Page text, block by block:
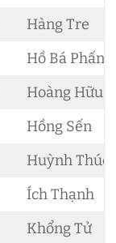
Hàng Tre
Hồ Bá Phấn
Hoàng Hữu
Hồng Sến
Huỳnh Thúc
Ích Thạnh
Khổng Tử